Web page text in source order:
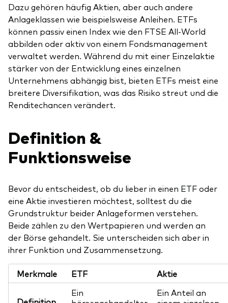
Dazu gehören häufig Aktien, aber auch andere
Anlageklassen wie beispielsweise Anleihen. ETFs
können passiv einen Index wie den FTSE All-World
abbilden oder aktiv von einem Fondsmanagement
verwaltet werden. Während du mit einer Einzelaktie
stärker von der Entwicklung eines einzelnen
Unternehmens abhängig bist, bieten ETFs meist eine
breitere Diversifikation, was das Risiko streut und die
Renditechancen verändert.
Definition &
Funktionsweise
Bevor du entscheidest, ob du lieber in einen ETF oder
eine Aktie investieren möchtest, solltest du die
Grundstruktur beider Anlageformen verstehen.
Beide zählen zu den Wertpapieren und werden an
der Börse gehandelt. Sie unterscheiden sich aber in
ihrer Funktion und Zusammensetzung.
Merkmale ETF Aktie
Ein
Ein Anteil an